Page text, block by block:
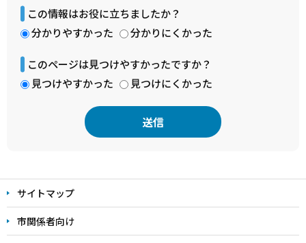
この情報はお役に立ちましたか？
分かりやすかった
分かりにくかった
このページは見つけやすかったですか？
見つけやすかった
見つけにくかった
文
こ
こ
ま
サイトマップ
市関係者向け